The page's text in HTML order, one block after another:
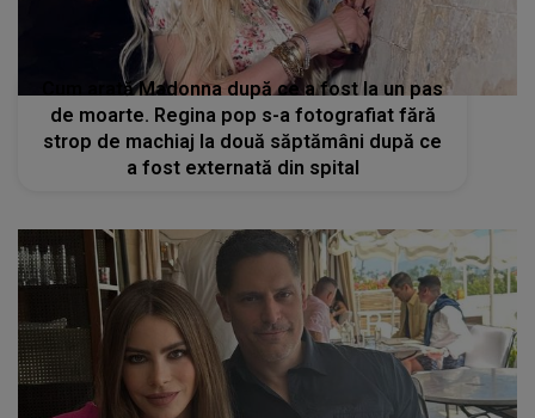
Cum arată Madonna după ce a fost la un pas
de moarte. Regina pop s-a fotografiat fără
strop de machiaj la două săptămâni după ce
a fost externată din spital